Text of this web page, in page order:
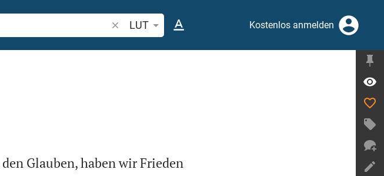
Bibelstelle oder Begriff suchen
LUT Kostenlos anmelden
Glauben, haben wir Frieden